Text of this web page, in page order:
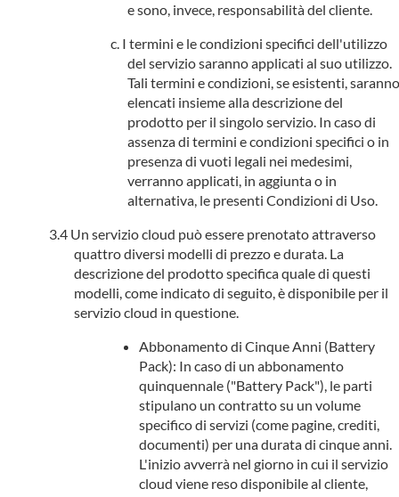
e sono, invece, responsabilità del cliente.
I termini e le condizioni specifici dell'utilizzo
del servizio saranno applicati al suo utilizzo.
Tali termini e condizioni, se esistenti, saranno
elencati insieme alla descrizione del
prodotto per il singolo servizio. In caso di
assenza di termini e condizioni specifici o in
presenza di vuoti legali nei medesimi,
verranno applicati, in aggiunta o in
alternativa, le presenti Condizioni di Uso.
Un servizio cloud può essere prenotato attraverso
quattro diversi modelli di prezzo e durata. La
descrizione del prodotto specifica quale di questi
modelli, come indicato di seguito, è disponibile per il
servizio cloud in questione.
Abbonamento di Cinque Anni (Battery
Pack): In caso di un abbonamento
quinquennale ("Battery Pack"), le parti
stipulano un contratto su un volume
specifico di servizi (come pagine, crediti,
documenti) per una durata di cinque anni.
L'inizio avverrà nel giorno in cui il servizio
cloud viene reso disponibile al cliente,